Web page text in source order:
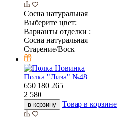
Сосна натуральная
Выберите цвет:
Варианты отделки :
Сосна натуральная
Старение/Воск
Новинка
Полка "Лиза" №48
650 180 265
2 580
в корзину Товар в корзине